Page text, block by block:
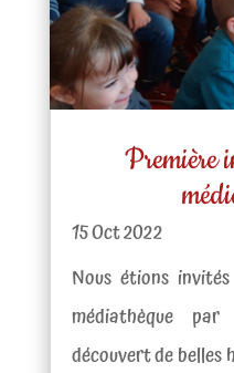
Première
15 Oct 2022
Nous étions
médiathèque
découvert de belles